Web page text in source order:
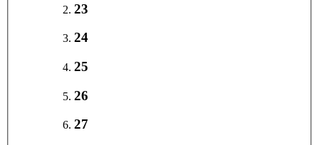
23
24
25
26
27